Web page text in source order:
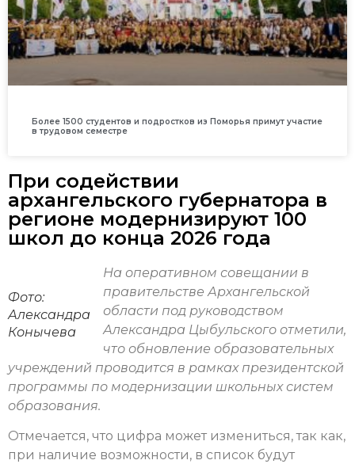
Более 1500 студентов и подростков из Поморья примут участие
в трудовом семестре
При содействии
архангельского губернатора в
регионе модернизируют 100
школ до конца 2026 года
Фото:
Александра
Конычева
На оперативном совещании в
правительстве Архангельской
области под руководством
Александра Цыбульского отметили,
что обновление образовательных
учреждений проводится в рамках президентской
программы по модернизации школьных систем
образования.
Отмечается, что цифра может измениться, так как,
при наличие возможности, в список будут